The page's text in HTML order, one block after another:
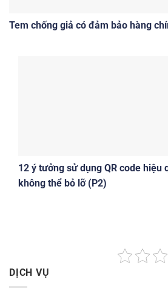
Tem chống giả có đảm bảo hàng
12 ý tưởng sử dụng QR code hiệu
không thể bỏ lỡ (P2)
DỊCH VỤ